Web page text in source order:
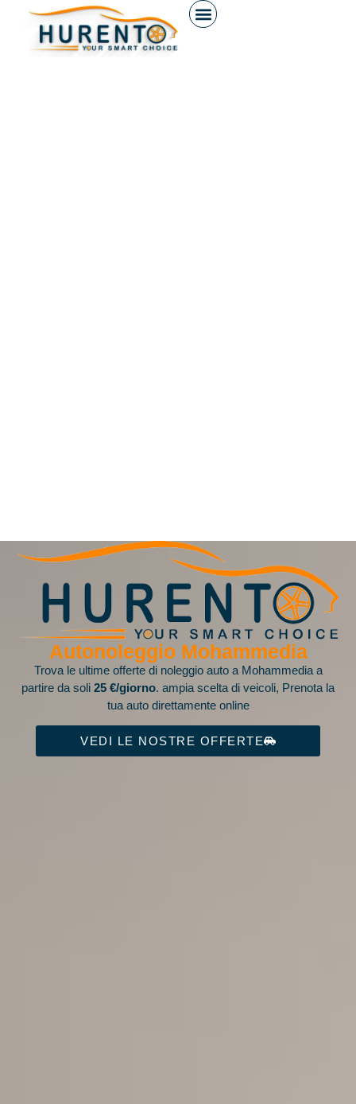
contenuto
Autonoleggio Mohammedia
Trova le ultime offerte di noleggio auto a Mohammedia a
partire da soli 25 €/giorno. ampia scelta di veicoli, Prenota la
tua auto direttamente online
VEDI LE NOSTRE OFFERTE